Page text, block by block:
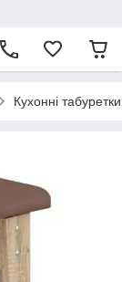
Кухонні табуретки